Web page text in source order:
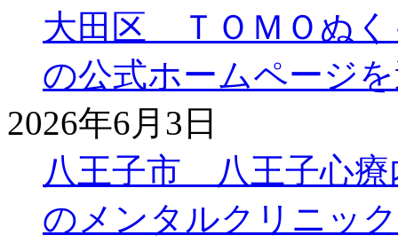
大田区 ＴＯＭＯぬく
の公式ホームページ
2026年6月3日
八王子市 八王子心療
のメンタルクリニッ